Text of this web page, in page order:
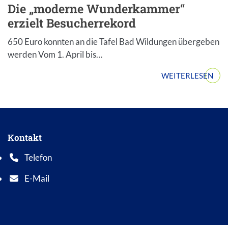
Die „moderne Wunderkammer“
erzielt Besucherrekord
650 Euro konnten an die Tafel Bad Wildungen übergeben
werden Vom 1. April bis…
WEITERLESEN
Kontakt
Telefon
Telefonnummer: 0 5 6 2 1 7 0 1 0
E-Mail
E-Mail Adresse: info@bad-wildungen.de